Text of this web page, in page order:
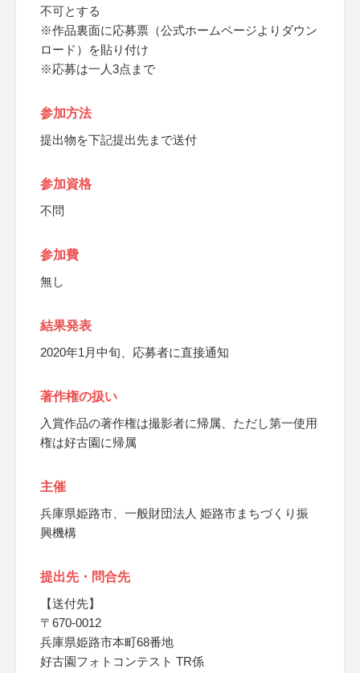
不可とする
※作品裏面に応募票（公式ホームページよりダウン
ロード）を貼り付け
※応募は一人3点まで
参加方法
提出物を下記提出先まで送付
参加資格
不問
参加費
無し
結果発表
2020年1月中旬、応募者に直接通知
著作権の扱い
入賞作品の著作権は撮影者に帰属、ただし第一使用
権は好古園に帰属
主催
兵庫県姫路市、一般財団法人 姫路市まちづくり振
興機構
提出先・問合先
【送付先】
〒670-0012
兵庫県姫路市本町68番地
好古園フォトコンテスト TR係